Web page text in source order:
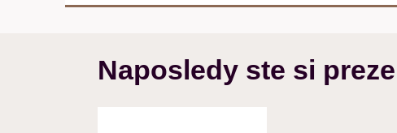
Naposledy ste si